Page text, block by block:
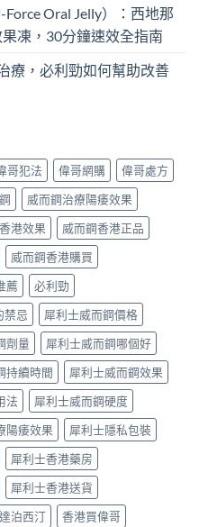
Oral Jelly）：西地那
凍，30分鐘速效全指南
療，必利勁如何幫助改善
哥犯法 偉哥網購
偉哥處方
威而鋼治療陽痿效果
港效果
威而鋼香港正品
威而鋼香港購買
薦
必利勁
禁忌
犀利士威而鋼價格
劑量
犀利士威而鋼哪個好
持續時間
犀利士威而鋼效果
法
犀利士威而鋼硬度
陽痿效果
犀利士隱私包裝
犀利士香港藥房
犀利士香港送貨
達泊西汀 香港買偉哥